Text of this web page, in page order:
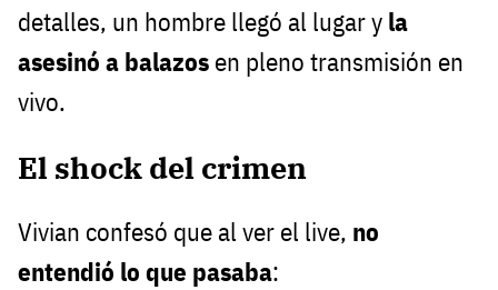
detalles, un hombre llegó al lugar y la
asesinó a balazos en pleno transmisión en
vivo.
El shock del crimen
Vivian confesó que al ver el live, no
entendió lo que pasaba: